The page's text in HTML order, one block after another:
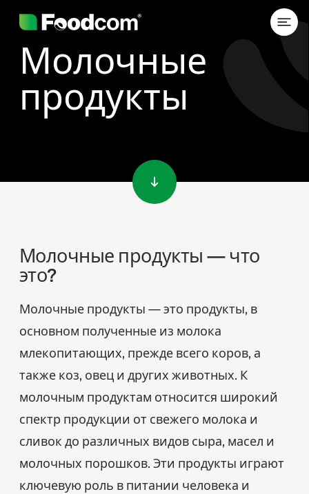
Молочные
продукты
Молочные продукты — что
это?
Молочные продукты — это продукты, в
основном полученные из молока
млекопитающих, прежде всего коров, а
также коз, овец и других животных. К
молочным продуктам относится широкий
спектр продукции от свежего молока и
сливок до различных видов сыра, масел и
молочных порошков. Эти продукты играют
ключевую роль в питании человека и